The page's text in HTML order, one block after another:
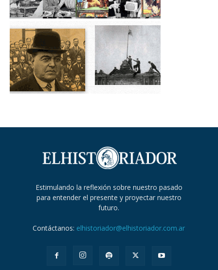
Estimulando la reflexión sobre nuestro pasado
para entender el presente y proyectar nuestro
futuro.
Contáctanos: elhistoriador@elhistoriador.com.ar